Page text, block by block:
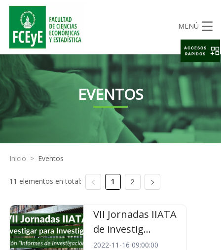
MENÚ
EVENTOS
Inicio > Eventos
11 elementos en total: 1 2
VII Jornadas IIATA
de investig...
2022-11-16 09:00:00
ACCESOS
RAPIDOS